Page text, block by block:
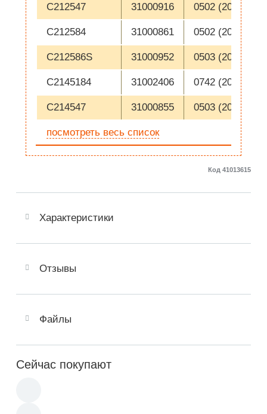
посмотреть весь список
C212547 31000916 0502 (2005-01-
C212584 31000861 0502 (2005-01-
C212586S 31000952 0503 (2005-01-
C2145184 31002406 0742 (2007-10-
C214547 31000855 0503 (2005-01-
Код 41013615
Характеристики
Отзывы
Файлы
Сейчас покупают